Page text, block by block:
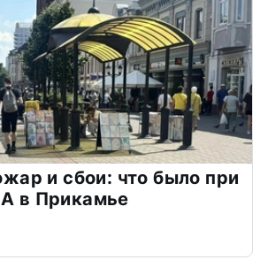
и сбои: что было при
в Прикамье